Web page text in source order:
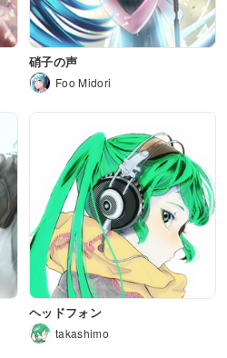
硝子の声
Foo Midori
ヘッドフォン
takashimo